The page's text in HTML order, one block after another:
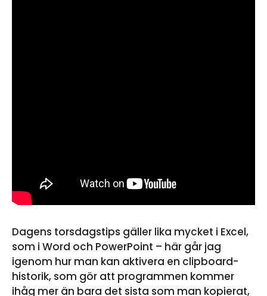
Dagens torsdagstips gäller lika mycket i Excel,
som i Word och PowerPoint – här går jag
igenom hur man kan aktivera en clipboard-
historik, som gör att programmen kommer
ihåg mer än bara det sista som man kopierat,